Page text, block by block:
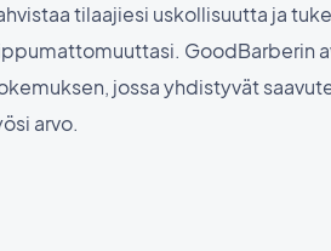
tilaajiesi uskollisuutta ja
GoodBarberin
jossa yhdistyvät
arvo.